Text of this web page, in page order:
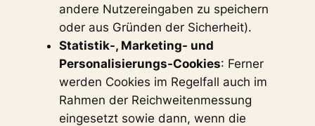
andere Nutzereingaben zu speichern
oder aus Gründen der Sicherheit).
Statistik-, Marketing- und
Personalisierungs-Cookies: Ferner
werden Cookies im Regelfall auch im
Rahmen der Reichweitenmessung
eingesetzt sowie dann, wenn die